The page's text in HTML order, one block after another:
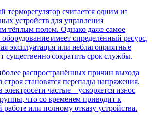
терморегулятор считается одним из
устройств для управления
тёплым полом. Однако даже самое
оборудование имеет определённый ресурс,
эксплуатация или неблагоприятные
существенно сократить срок службы.
распространённых причин выхода
строя становятся перепады напряжения.
электросети частые – ускоряется износ
что со временем приводит к
работе или полному отказу устройства.